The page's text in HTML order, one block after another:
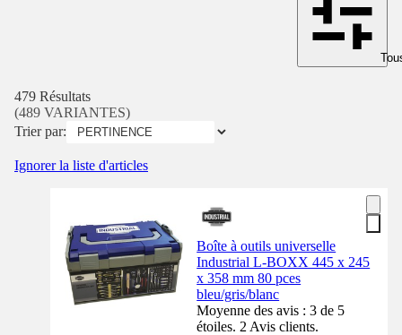
479 Résultats
(489 VARIANTES)
Trier par:
Ignorer la liste d'articles
Boîte à outils universelle
Industrial L-BOXX 445 x 245
x 358 mm 80 pces
bleu/gris/blanc
Moyenne des avis : 3 de 5
étoiles. 2 Avis clients.